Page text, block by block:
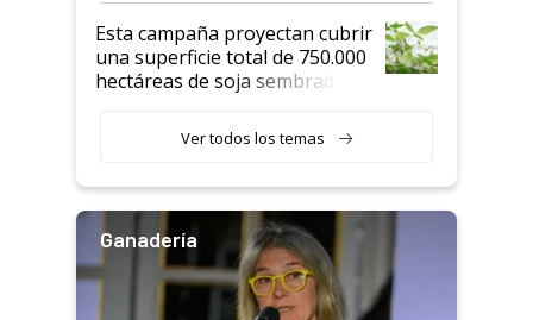
Esta campaña proyectan cubrir
una superficie total de 750.000
hectáreas de soja sembradas
variedades que marcan un
salto tecnológico en genética y
Ver todos los temas
Ganadería